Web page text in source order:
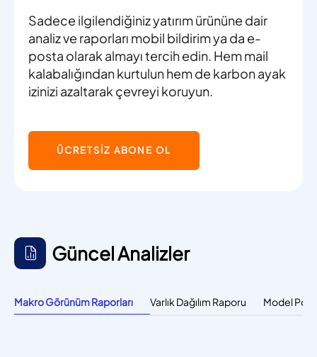
Sadece ilgilendiğiniz yatırım ürününe dair
analiz ve raporları mobil bildirim ya da e-
posta olarak almayı tercih edin. Hem mail
kalabalığından kurtulun hem de karbon ayak
izinizi azaltarak çevreyi koruyun.
ÜCRETSİZ ABONE OL
Güncel Analizler
Makro Görünüm Raporları Varlık Dağılım Raporu Model